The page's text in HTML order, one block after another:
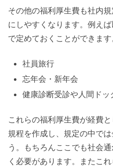
その他の福利厚生費も社内
にしやすくなります。例え
で定めておくことができます
社員旅行
忘年会・新年会
健康診断受診や人間ドッ
これらの福利厚生費が経費
規程を作成し、規定の中で
う。もちろんここでも社会
く必要があります。またこ